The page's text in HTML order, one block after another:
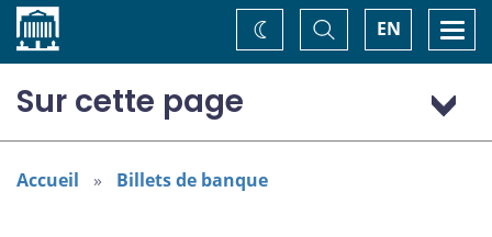
Accueil EN
Basculer
la
recherche
Changez
de
Sur cette page
Coup d’œil sur le droit pénal et civil
Fins commerciales
Accueil Billets de banque